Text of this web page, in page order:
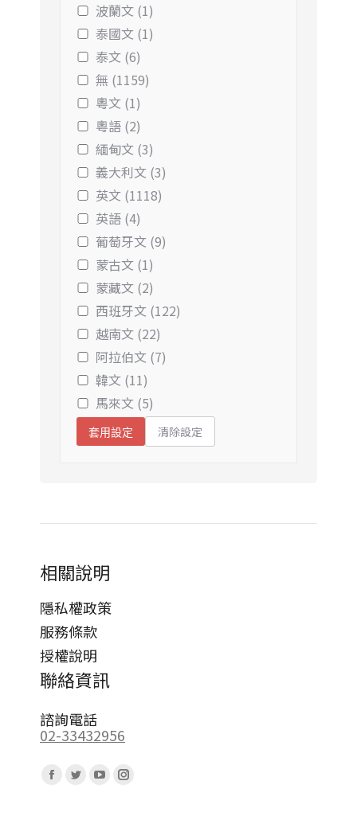
波蘭文 (1)
泰國文 (1)
泰文 (6)
無 (1159)
粵文 (1)
粵語 (2)
緬甸文 (3)
義大利文 (3)
英文 (1118)
英語 (4)
葡萄牙文 (9)
蒙古文 (1)
蒙藏文 (2)
西班牙文 (122)
越南文 (22)
阿拉伯文 (7)
韓文 (11)
馬來文 (5)
套用設定 清除設定
相關說明
隱私權政策
服務條款
授權說明
聯絡資訊
諮詢電話
02-33432956
Facebook
TwitterYouTubeInstagram